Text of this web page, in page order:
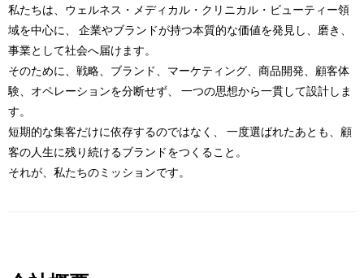
私たちは、ウェルネス・メディカル・クリニカル・ビューティー領
域を中心に、 企業やブランドが持つ本質的な価値を発見し、磨き、
事業として社会へ届けます。
そのために、戦略、ブランド、マーケティング、商品開発、顧客体
験、オペレーションを分断せず、 一つの思想から一貫して設計しま
す。
短期的な集客だけに依存するのではなく、 一度選ばれたあとも、顧
客の人生に残り続けるブランドをつくること。
それが、私たちのミッションです。